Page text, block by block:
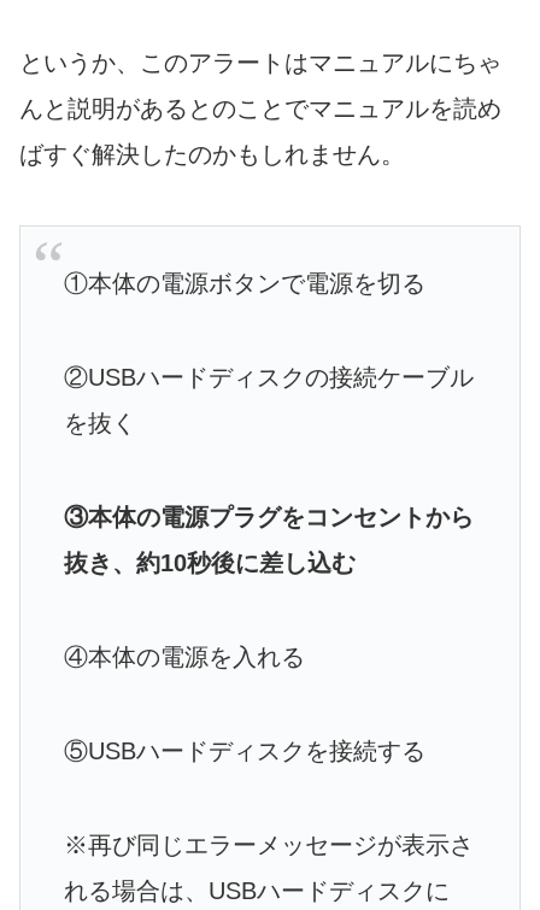
というか、このアラートはマニュアルにちゃ
んと説明があるとのことでマニュアルを読め
ばすぐ解決したのかもしれません。
①本体の電源ボタンで電源を切る
②USBハードディスクの接続ケーブル
を抜く
③本体の電源プラグをコンセントから
抜き、約10秒後に差し込む
④本体の電源を入れる
⑤USBハードディスクを接続する
※再び同じエラーメッセージが表示さ
れる場合は、USBハードディスクに